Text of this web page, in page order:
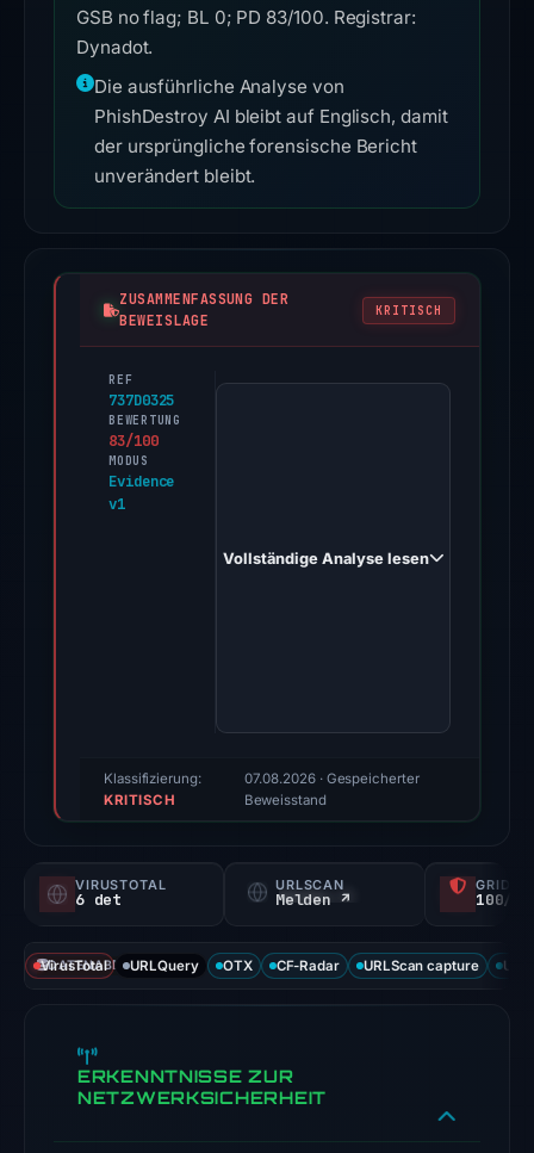
GSB no flag; BL 0; PD 83/100. Registrar:
Dynadot.
Die ausführliche Analyse von
PhishDestroy AI bleibt auf Englisch, damit
der ursprüngliche forensische Bericht
unverändert bleibt.
ZUSAMMENFASSUNG DER
BEWEISLAGE
KRITISCH
REF
737D0325
BEWERTUNG
83/100
MODUS
Evidence
v1
PhishDestroy
Apr
recorded
score:
VirusTotal
recorded
among
Vollständige Analyse lesen
Klassifizierung:
KRITISCH
07.08.2026· Gespeicherter
Beweisstand
VIRUSTOTAL
6 det
URLSCAN
Melden ↗ 100/
DATENABDECKUNG
VirusTotal URLQuery OTX CF-Radar URLScan capture
ERKENNTNISSE ZUR
NETZWERKSICHERHEIT